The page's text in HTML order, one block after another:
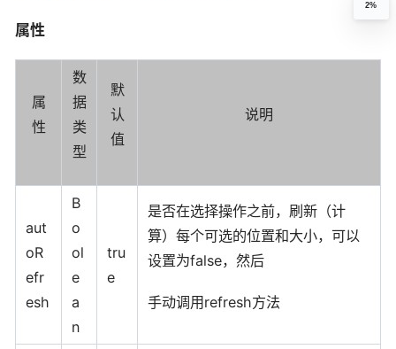
属性
属
性
数
据
类
型
默
认
值
说明
aut
oR
efr
esh
B
o
ol
e
a
n
tru
e
是否在选择操作之前，刷新（计
算）每个可选的位置和大小，可以
设置为false，然后
手动调用refresh方法
2%